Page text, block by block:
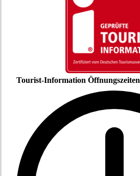
Tourist-Information Öffnungszeiten